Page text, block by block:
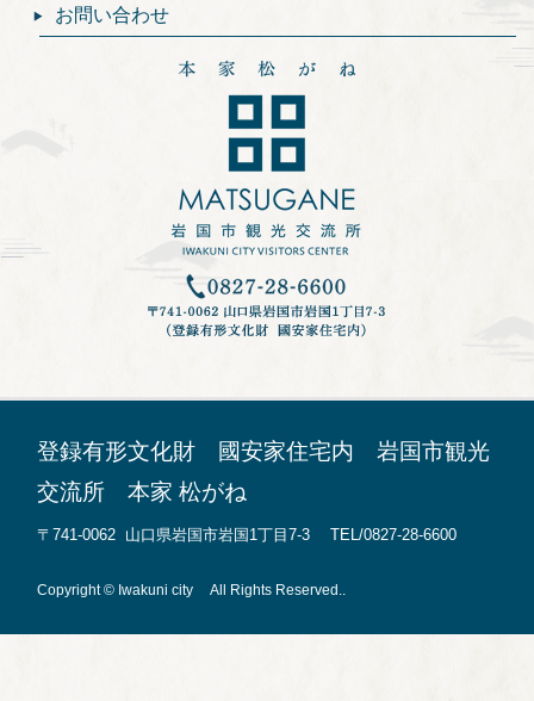
お問い合わせ
登録有形文化財 國安家住宅内 岩国市観光
交流所 本家 松がね
〒741-0062 山口県岩国市岩国1丁目7-3 TEL/0827-28-6600
Copyright © Iwakuni city All Rights Reserved..